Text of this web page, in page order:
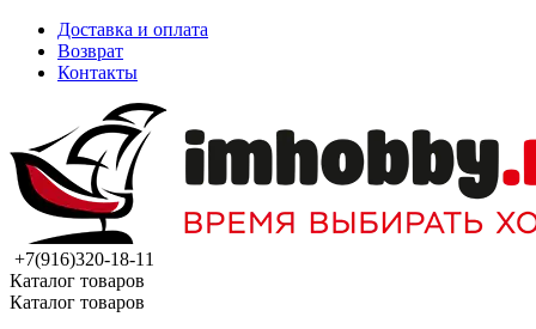
Доставка и оплата
Возврат
Контакты
+7(916)320-18-11
Каталог товаров
Каталог товаров